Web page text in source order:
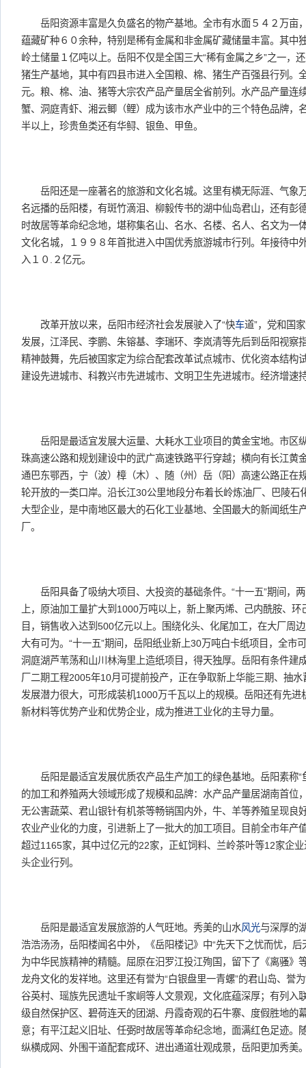
岳阳资源丰富是久负盛名的物产基地。全市有水面５４２万亩
蕴藏矿种６０余种，特别是稀有金属和非金属矿藏储量丰富。其中
岭土储量１亿吨以上。岳阳不仅是全国三大“稀有金属之乡”之一，
猪生产基地，其中有四县市进入全国粮、棉、猪生产百强县行列。
元。粮、棉、油、猪等大宗农产品产量居全省前列。水产品产量连
蟹、洞庭青虾、湘云鲫（鲤）成为该市水产业中的三个特色品牌，
半以上，珍贵鱼类还有华鲟、银鱼、甲鱼。
岳阳还是一座著名的旅游和文化名城。这里有横无际涯、气象
名远播的岳阳楼，有斑竹滴泪、柳毅传书的湖中仙岛君山，还有彭
时故居等革命纪念地，堪称集名山、名水、名楼、名人、名文为一
文化名城，１９９８年首批进入中国优秀旅游城市行列。年接待中
入１０.２亿元。
改革开放以来，岳阳市经济社会发展驶入了“快车道”，党和国
发展，江泽民、李鹏、朱镕基、李瑞环、李岚清等先后到岳阳视察
精神鼓舞，先后被国家定为综合配套改革试点城市、优化资本结构
建设先进城市、科教兴市先进城市、文明卫生先进城市。经济增速
岳阳是最适宜发展大运量、大耗水工业项目的黄金宝地。市区
珠高速公路和规划建设中的武广高速铁路平行穿越；横向有长江黄
通巴东鄂西，宁（波）樟（木）、随（州）岳（阳）高速公路正在
轮开放的一类口岸。沿长江30公里地段分布着长岭炼油厂、巴陵石
大型企业，是中南地区最大的石化工业基地、全国最大的新闻纸生
厂。
岳阳具备了吸纳大项目、大投资的基础条件。“十一五”期间，
上，原油加工量扩大到1000万吨以上，新上聚丙烯、己内酰胺、
目，销售收入达到500亿元以上。围绕化头、化尾加工，在大厂周
大有可为。“十一五”期间，岳阳纸业新上30万吨白卡纸项目，全市
洞庭湖芦苇荡和山川林海里上造纸项目，得天独厚。岳阳有条件建
厂二期工程2005年10月可提前投产，正在争取新上华能三期、抽
发展潜力很大，可形成装机1000万千瓦以上的规模。岳阳还有先
新材料等优势产业和优势企业，成为推进工业化的主导力量。
岳阳是最适宜发展优质农产品生产加工的绿色基地。岳阳素称“
的加工和养殖两大领域形成了规模和品牌：水产品产量居湖南首位
无公害蔬菜、君山银针有机茶等畅销国内外，牛、羊等养殖呈现良
农业产业化的力度，引进新上了一批大的加工项目。目前全市年产
超过1165家，其中过亿元的22家，正虹饲料、兰岭茶叶等12家企
头企业行列。
岳阳是最适宜发展旅游的人气旺地。秀美的山水风光与深厚的
浩浩汤汤，岳阳楼闻名中外，《岳阳楼记》中“先天下之忧而忧，后
为中华民族精神的精髓。屈原在汨罗江投江殉国，留下了《离骚》
龙舟文化的发祥地。这里还有誉为“白银盘里一青螺”的君山岛、誉
谷英村、瑶族先民遗址千家峒等人文景观，文化底蕴深厚；有列入
级自然保护区、碧荷连天的团湖、丹霞奇观的石牛寨、度假胜地的
意；有平江起义旧址、任弼时故居等革命纪念地，面满红色足迹。
纵横成网、外围干道配套成环、进出通道壮观成景，岳阳更加秀美